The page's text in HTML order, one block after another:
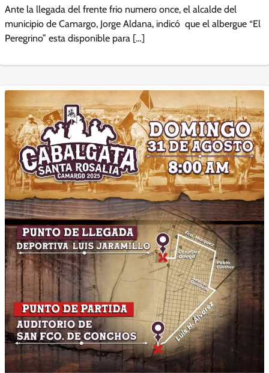
Ante la llegada del frente frio numero once, el alcalde del
municipio de Camargo, Jorge Aldana, indicó que el albergue “El
Peregrino” esta disponible para […]